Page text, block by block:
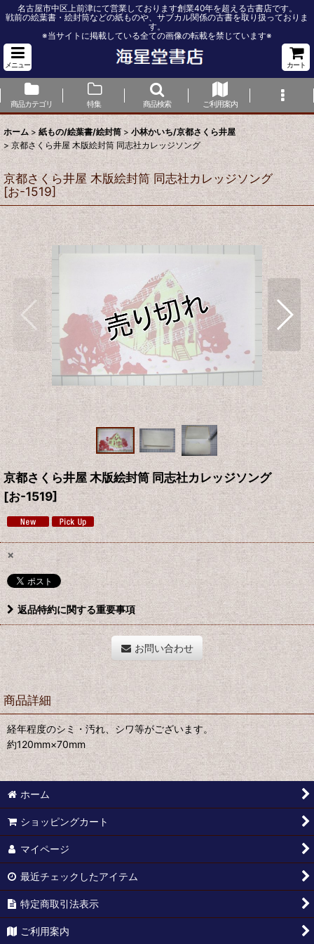
名古屋市中区上前津にて営業しております創業40年を超える古書店です。
戦前の絵葉書・絵封筒などの紙ものや、サブカル関係の古書を取り扱っておりま
す。
※当サイトに掲載している全ての画像の転載を禁じています※
メニュー カート
商品カテゴリ 特集 商品検索 ご利用案内
ホーム > 紙もの/絵葉書/絵封筒 > 小林かいち/京都さくら井屋
> 京都さくら井屋 木版絵封筒 同志社カレッジソング
京都さくら井屋 木版絵封筒 同志社カレッジソング
[お-1519]
京都さくら井屋 木版絵封筒 同志社カレッジソング
[お-1519]
×
返品特約に関する重要事項
お問い合わせ
商品詳細
経年程度のシミ・汚れ、シワ等がございます。
約120mm×70mm
ホーム
ショッピングカート
マイページ
最近チェックしたアイテム
特定商取引法表示
ご利用案内